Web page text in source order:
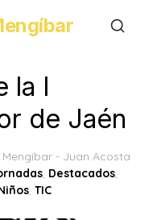
la I
de Jaén
- Juan Acosta
, Destacados,
, TIC